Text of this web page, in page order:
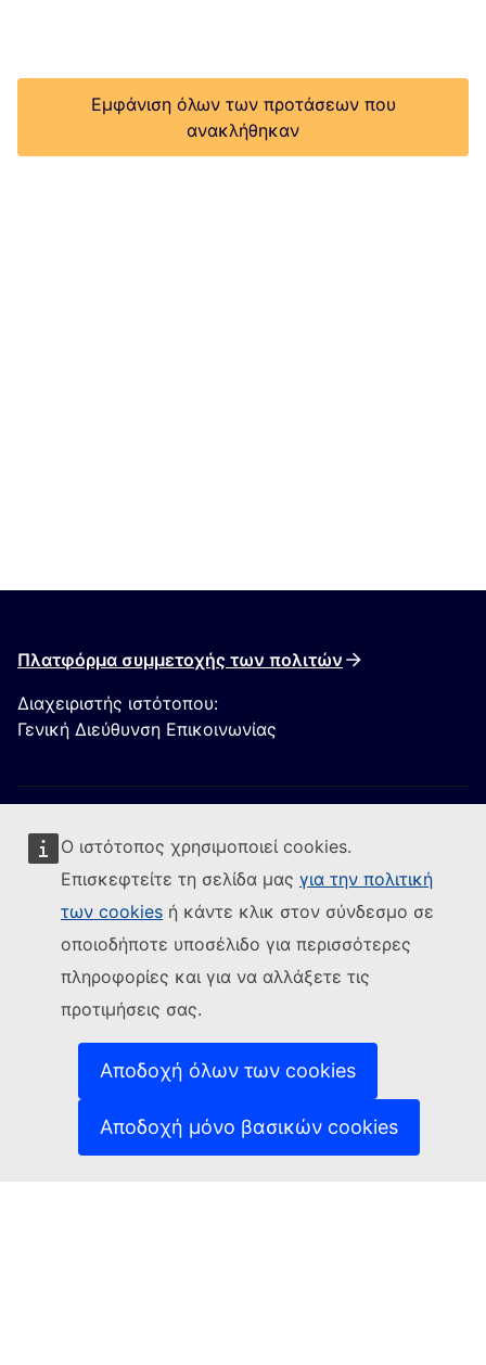
Ο ιστότοπος χρησιμοποιεί cookies.
Επισκεφτείτε τη σελίδα μας για την πολιτική
των cookies ή κάντε κλικ στον σύνδεσμο σε
οποιοδήποτε υποσέλιδο για περισσότερες
πληροφορίες και για να αλλάξετε τις
προτιμήσεις σας.
Αποδοχή όλων των cookies
Αποδοχή μόνο βασικών cookies
Εμφάνιση όλων των προτάσεων που
ανακλήθηκαν
Πλατφόρμα συμμετοχής των πολιτών
Διαχειριστής ιστότοπου:
Γενική Διεύθυνση Επικοινωνίας
Ακολουθήστε την Ευρωπαϊκή Επιτροπή
Επικοινωνήστε μαζί μας
(Εξωτερική σύνδεση)
Αναφορά τρωτού σημείου ΤΠ (Εξωτερική σύνδεση)
Γλώσσες στις οποίες είναι διαθέσιμοι οι ιστότοποί
(Εξωτερική σύνδεση)
(Εξωτερική σύνδεση)
Πολιτική απορρήτου
Ανακοίνωση νομικού περιεχομένου
(Εξωτερική
Δυνατότητα πρόσβασης